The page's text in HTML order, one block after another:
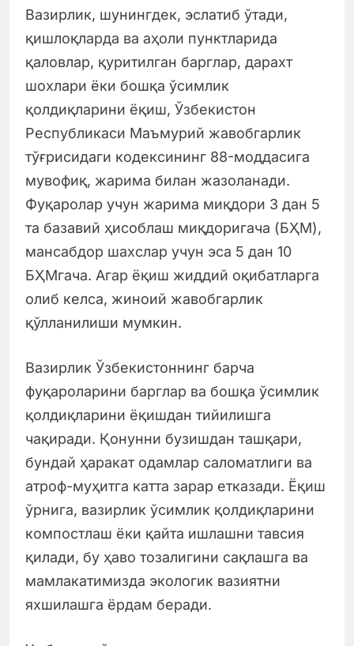
Вазирлик, шунингдек, эслатиб ўтади,
қишлоқларда ва аҳоли пунктларида
қаловлар, қуритилган барглар, дарахт
шохлари ёки бошқа ўсимлик
қолдиқларини ёқиш, Ўзбекистон
Республикаси Маъмурий жавобгарлик
тўғрисидаги кодексининг 88-моддасига
мувофиқ, жарима билан жазоланади.
Фуқаролар учун жарима миқдори 3 дан 5
та базавий ҳисоблаш миқдоригача (БҲМ),
мансабдор шахслар учун эса 5 дан 10
БҲМгача. Агар ёқиш жиддий оқибатларга
олиб келса, жиноий жавобгарлик
қўлланилиши мумкин.
Вазирлик Ўзбекистоннинг барча
фуқароларини барглар ва бошқа ўсимлик
қолдиқларини ёқишдан тийилишга
чақиради. Қонунни бузишдан ташқари,
бундай ҳаракат одамлар саломатлиги ва
атроф-муҳитга катта зарар етказади. Ёқиш
ўрнига, вазирлик ўсимлик қолдиқларини
компостлаш ёки қайта ишлашни тавсия
қилади, бу ҳаво тозалигини сақлашга ва
мамлакатимизда экологик вазиятни
яхшилашга ёрдам беради.